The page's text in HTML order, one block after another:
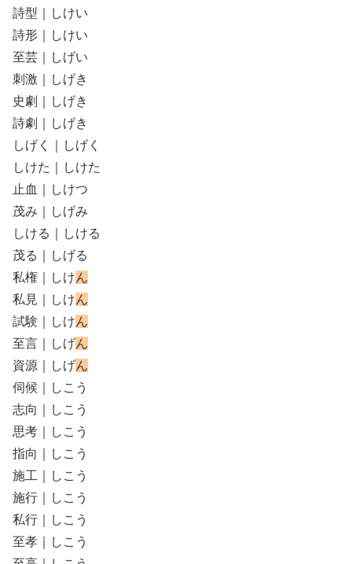
詩型｜しけい
詩形｜しけい
至芸｜しげい
刺激｜しげき
史劇｜しげき
詩劇｜しげき
しげく｜しげく
しけた｜しけた
止血｜しけつ
茂み｜しげみ
しける｜しける
茂る｜しげる
私権｜しけん
私見｜しけん
試験｜しけん
至言｜しげん
資源｜しげん
伺候｜しこう
志向｜しこう
思考｜しこう
指向｜しこう
施工｜しこう
施行｜しこう
私行｜しこう
至孝｜しこう